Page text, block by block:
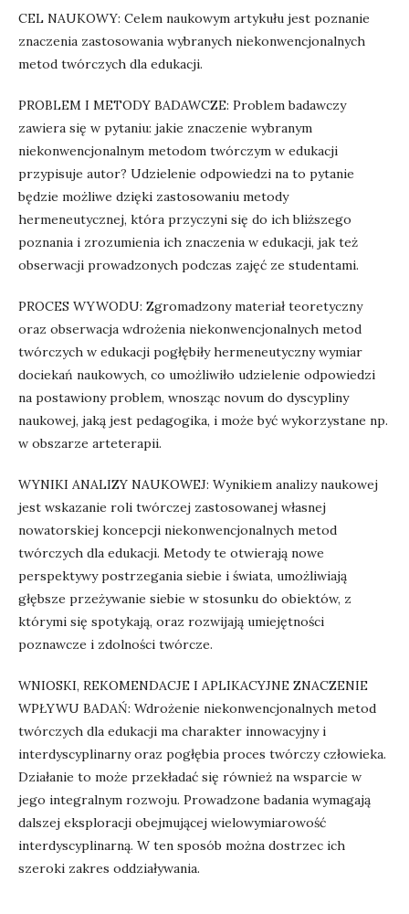
CEL NAUKOWY: Celem naukowym artykułu jest poznanie
znaczenia zastosowania wybranych niekonwencjonalnych
metod twórczych dla edukacji.
PROBLEM I METODY BADAWCZE: Problem badawczy
zawiera się w pytaniu: jakie znaczenie wybranym
niekonwencjonalnym metodom twórczym w edukacji
przypisuje autor? Udzielenie odpowiedzi na to pytanie
będzie możliwe dzięki zastosowaniu metody
hermeneutycznej, która przyczyni się do ich bliższego
poznania i zrozumienia ich znaczenia w edukacji, jak też
obserwacji prowadzonych podczas zajęć ze studentami.
PROCES WYWODU: Zgromadzony materiał teoretyczny
oraz obserwacja wdrożenia niekonwencjonalnych metod
twórczych w edukacji pogłębiły hermeneutyczny wymiar
dociekań naukowych, co umożliwiło udzielenie odpowiedzi
na postawiony problem, wnosząc novum do dyscypliny
naukowej, jaką jest pedagogika, i może być wykorzystane np.
w obszarze arteterapii.
WYNIKI ANALIZY NAUKOWEJ: Wynikiem analizy naukowej
jest wskazanie roli twórczej zastosowanej własnej
nowatorskiej koncepcji niekonwencjonalnych metod
twórczych dla edukacji. Metody te otwierają nowe
perspektywy postrzegania siebie i świata, umożliwiają
głębsze przeżywanie siebie w stosunku do obiektów, z
którymi się spotykają, oraz rozwijają umiejętności
poznawcze i zdolności twórcze.
WNIOSKI, REKOMENDACJE I APLIKACYJNE ZNACZENIE
WPŁYWU BADAŃ: Wdrożenie niekonwencjonalnych metod
twórczych dla edukacji ma charakter innowacyjny i
interdyscyplinarny oraz pogłębia proces twórczy człowieka.
Działanie to może przekładać się również na wsparcie w
jego integralnym rozwoju. Prowadzone badania wymagają
dalszej eksploracji obejmującej wielowymiarowość
interdyscyplinarną. W ten sposób można dostrzec ich
szeroki zakres oddziaływania.